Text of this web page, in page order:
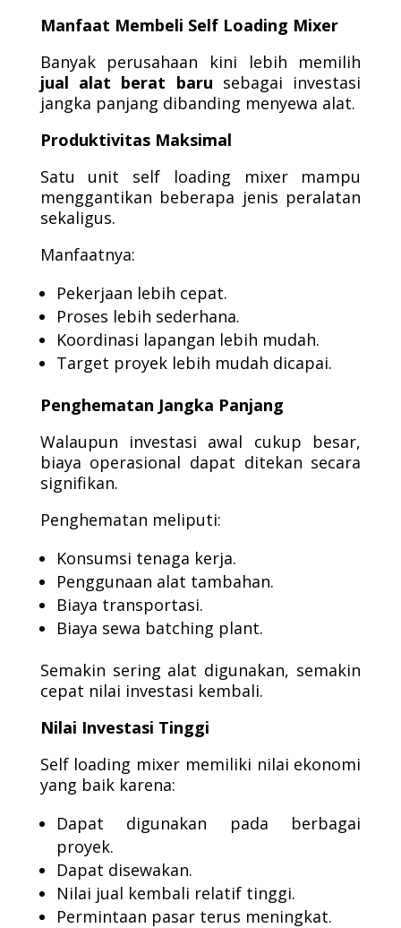
Manfaat Membeli Self Loading Mixer
Banyak perusahaan kini lebih memilih
jual alat berat baru sebagai investasi
jangka panjang dibanding menyewa alat.
Produktivitas Maksimal
Satu unit self loading mixer mampu
menggantikan beberapa jenis peralatan
sekaligus.
Manfaatnya:
Pekerjaan lebih cepat.
Proses lebih sederhana.
Koordinasi lapangan lebih mudah.
Target proyek lebih mudah dicapai.
Penghematan Jangka Panjang
Walaupun investasi awal cukup besar,
biaya operasional dapat ditekan secara
signifikan.
Penghematan meliputi:
Konsumsi tenaga kerja.
Penggunaan alat tambahan.
Biaya transportasi.
Biaya sewa batching plant.
Semakin sering alat digunakan, semakin
cepat nilai investasi kembali.
Nilai Investasi Tinggi
Self loading mixer memiliki nilai ekonomi
yang baik karena:
Dapat digunakan pada berbagai
proyek.
Dapat disewakan.
Nilai jual kembali relatif tinggi.
Permintaan pasar terus meningkat.